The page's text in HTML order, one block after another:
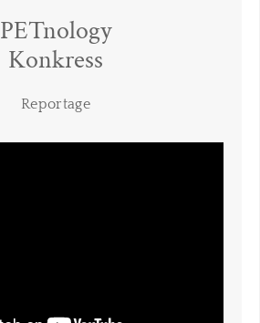
PETnology
​Konkress
Reportage